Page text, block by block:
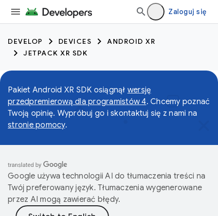
Zaloguj się
DEVELOP DEVICES
ANDROID XR
JETPACK XR SDK
Pakiet Android XR SDK osiągnął wersję
przedpremierową dla programistów 4. Chcemy poznać
Twoją opinię. Wypróbuj go i skontaktuj się z nami na
stronie pomocy.
Google używa technologii AI do tłumaczenia treści na
Twój preferowany język. Tłumaczenia wygenerowane
przez AI mogą zawierać błędy.